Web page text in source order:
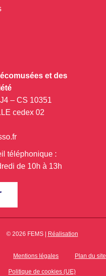
et des
– CS 10351
cedex 02
téléphonique :
de 10h à 13h
© 2026 FEMS | Réalisation
Mentions légales Plan du site
Politique de cookies (UE)